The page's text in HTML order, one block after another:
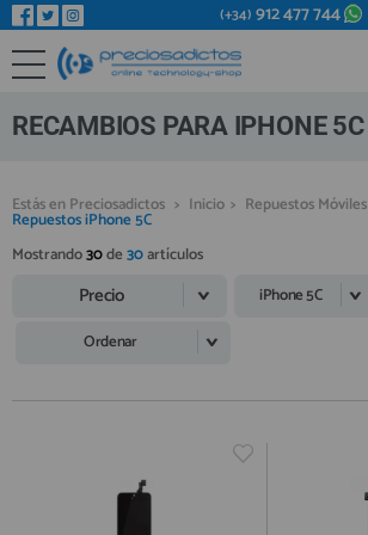
REPUESTOS MÓVILES
REPUESTOS TABLET
REPUESTOS VIDEOCONSOLAS
REPUESTOS OTROS DISPOSITIVOS
REPUESTOS PORTÁTILES
IC CHIP / FPC
MÓVILES REACONDICIONADOS
Bienvenid@ otra vez
YA SOY CLIENTE
Recordarme
Regístrate en un momento
¿ERES NUEVO?
(+34) 912 477 744
RECAMBIOS PARA IPHONE 5C
Estás en Preciosadictos > Inicio > Repuestos Móviles
Repuestos iPhone 5C
Mostrando30de30artículos
Precio iPhone 5C
Ordenar